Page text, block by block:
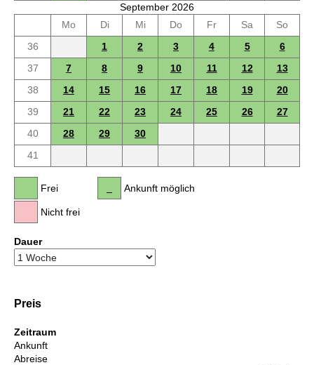
September 2026
Mo
Di Mi Do Fr Sa
So
36
1 2 3 4 5
6
37
7 8 9 10 11 12
13
38
14 15 16 17 18 19
20
39
21 22 23 24 25 26
27
40
28 29
30
41
Frei
Nicht frei
Ankunft möglich
Dauer
Preis
Zeitraum
Ankunft
Abreise